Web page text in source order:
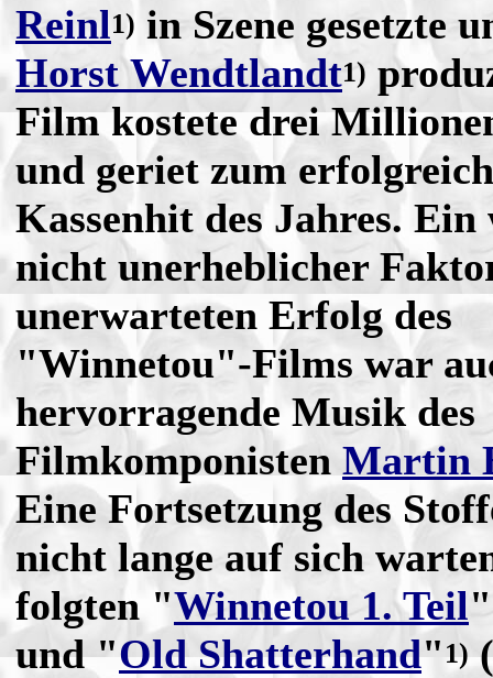
Reinl1) in Szene gesetzte
Horst Wendtlandt1)
Film kostete drei
und geriet zum
Kassenhit des Jahres. Ein
nicht unerheblicher
unerwarteten Erfolg des
"Winnetou"-Films war
hervorragende Musik des
Filmkomponisten Martin
Eine Fortsetzung des
nicht lange auf sich
folgten "Winnetou 1. Teil"
und "Old Shatterhand" 1)